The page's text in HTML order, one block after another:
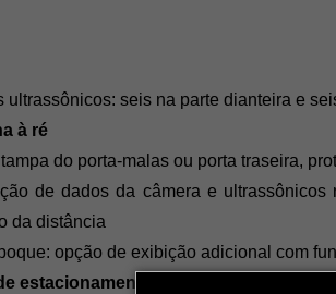
ultrassônicos: seis na parte dianteira e
à ré
tampa do porta-malas ou porta traseira,
de dados da câmera e
da distância
opção de exibição adicional com
estacionamento com PARKTRONIC